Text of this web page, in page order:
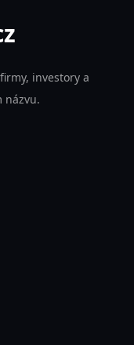
investory a
názvu.